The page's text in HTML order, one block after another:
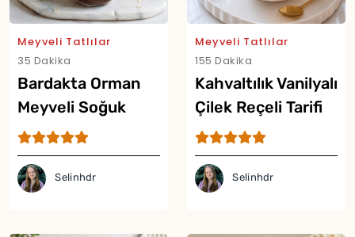
Meyveli Tatlılar
35 Dakika
Bardakta Orman
Meyveli Soğuk
Cheesecake Tarifi
Selinhdr
Meyveli Tatlılar
155 Dakika
Kahvaltılık Vanilyalı
Çilek Reçeli Tarifi
Selinhdr